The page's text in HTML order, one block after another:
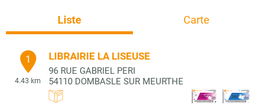
Liste Carte
1
4.43 km
LIBRAIRIE LA LISEUSE
96 RUE GABRIEL PERI
54110 DOMBASLE SUR MEURTHE